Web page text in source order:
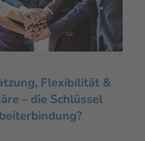
Flexibilität &
– die Schlüssel